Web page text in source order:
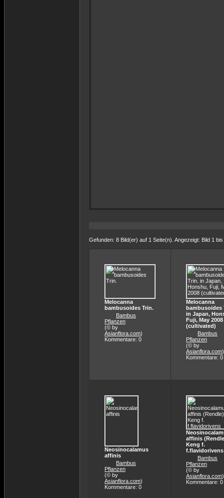
Gefunden: 8 Bild(er) auf 1 Seite(n). Angezeigt: Bild 1 bis
Melocanna
bambusoides Trin.
Bambus
Pflanzen
(© by
Asianflora.com)
Kommentare: 0
Melocanna
bambusoides
in Japan,
Fuji, May 2008
(cultivated)
Bambus
Pflanzen
(© by
Asianflora.com)
Kommentare: 0
Neosinocalamus
affinis
Bambus
Pflanzen
(© by
Asianflora.com)
Kommentare: 0
affinis
Keng f.
f.flavidorivens
Bambus
Pflanzen
(© by
Asianflora.com)
Kommentare: 0